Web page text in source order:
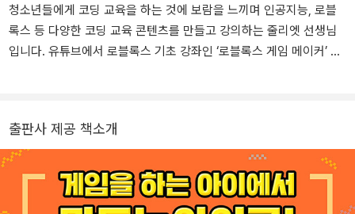
청소년들에게 코딩 교육을 하는 것에 보람을 느끼며 인공지능, 로블
록스 등 다양한 코딩 교육 콘텐츠를 만들고 강의하는 줄리엣 선생님
입니다. 유튜브에서 로블록스 기초 강좌인 ‘로블록스 게임 메이커’ 강
출판사 제공 책소개